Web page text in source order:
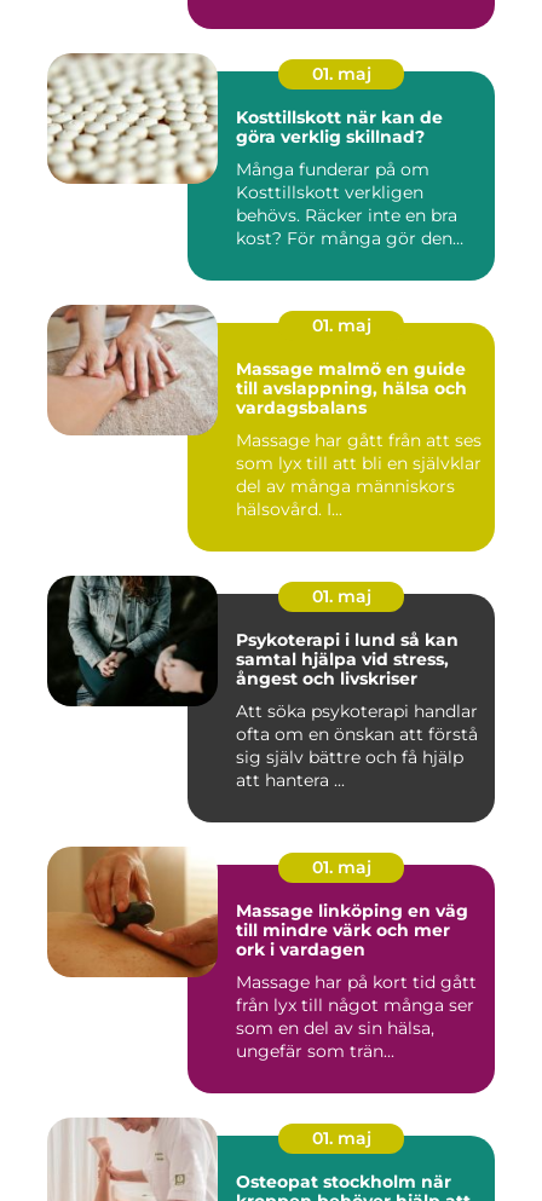
01. maj
Kosttillskott när kan de
göra verklig skillnad?
Många funderar på om
Kosttillskott verkligen
behövs. Räcker inte en bra
kost? För många gör den
01. maj
Massage malmö en guide
till avslappning, hälsa och
vardagsbalans
Massage har gått från att ses
som lyx till att bli en självklar
del av många människors
hälsovård. I...
01. maj
Psykoterapi i lund så kan
samtal hjälpa vid stress,
ångest och livskriser
Att söka psykoterapi handlar
ofta om en önskan att förstå
sig själv bättre och få hjälp
att hantera ...
01. maj
Massage linköping en väg
till mindre värk och mer
ork i vardagen
Massage har på kort tid gått
från lyx till något många ser
som en del av sin hälsa,
ungefär som trän...
01. maj
Osteopat stockholm när